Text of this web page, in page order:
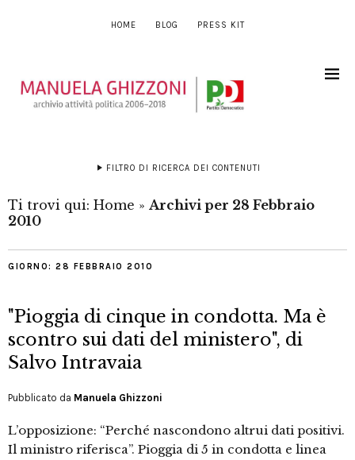
HOME BLOG PRESS KIT
FILTRO DI RICERCA DEI CONTENUTI
Ti trovi qui: Home » Archivi per 28 Febbraio
2010
GIORNO: 28 FEBBRAIO 2010
"Pioggia di cinque in condotta. Ma è
scontro sui dati del ministero", di
Salvo Intravaia
Pubblicato da Manuela Ghizzoni
L’opposizione: “Perché nascondono altrui dati positivi.
Il ministro riferisca”. Pioggia di 5 in condotta e linea